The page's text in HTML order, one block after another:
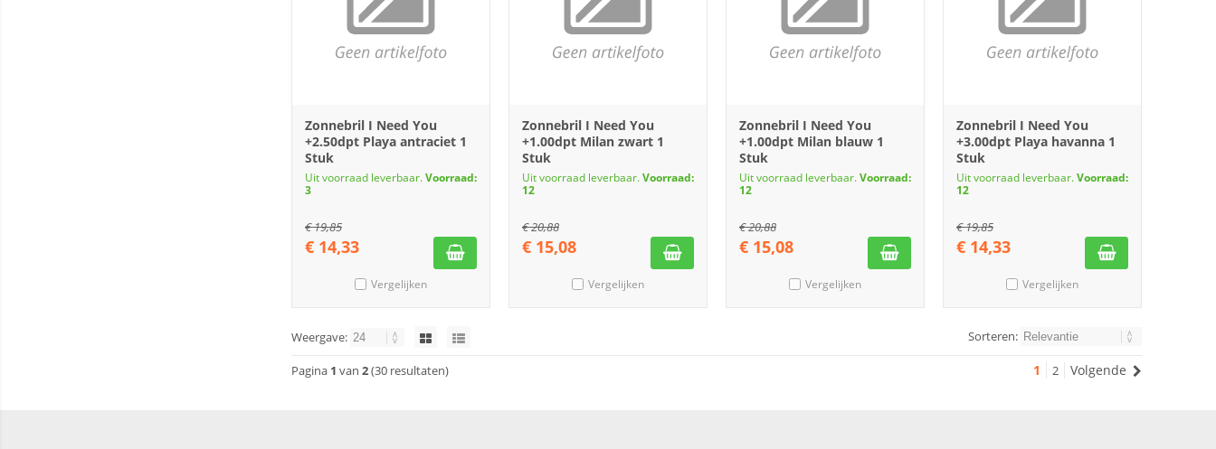
Zonnebril I Need You
+2.50dpt Playa antraciet 1
Stuk
Uit voorraad leverbaar.Voorraad:
3
€19,85
€ 14,33
Vergelijken
Zonnebril I Need You
+1.00dpt Milan zwart 1
Stuk
Uit voorraad leverbaar.Voorraad:
12
€20,88
€ 15,08
Vergelijken
Zonnebril I Need You
+1.00dpt Milan blauw 1
Stuk
Uit voorraad leverbaar.Voorraad:
12
€20,88
€ 15,08
Vergelijken
Zonnebril I Need You
+3.00dpt Playa havanna 1
Stuk
Uit voorraad leverbaar.Voorraad:
12
€19,85
€ 14,33
Vergelijken
Weergave: Sorteren:
Pagina 1 van 2(30 resultaten) 1 2 Volgende